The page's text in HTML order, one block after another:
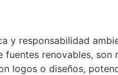
y responsabilidad
renovables, son
logos o diseños,